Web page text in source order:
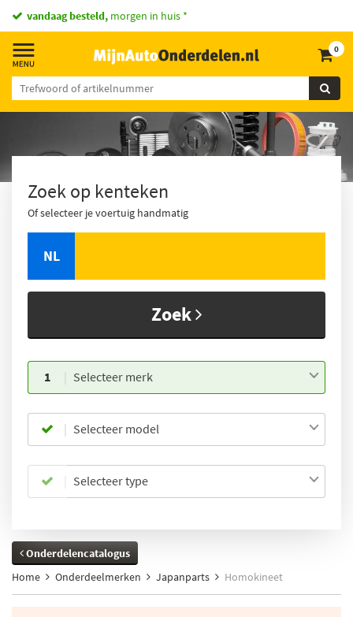
vandaag besteld, morgen in huis *
0
Zoek op kenteken
Of selecteer je voertuig handmatig
NL
Zoek
1 Selecteer merk
Selecteer model
Selecteer type
Onderdelencatalogus
Home
Onderdeelmerken Japanparts Homokineet